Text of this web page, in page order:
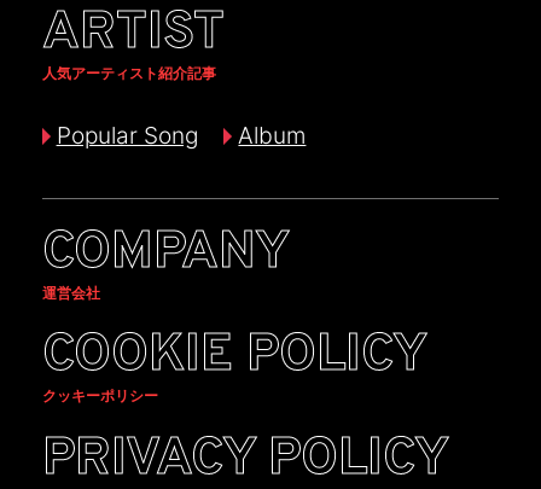
ARTIST
人気アーティスト紹介記事
Popular Song Album
COMPANY
運営会社
COOKIE POLICY
クッキーポリシー
PRIVACY POLICY